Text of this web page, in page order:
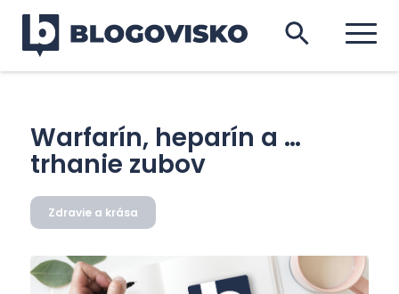
Warfarín, heparín a …
trhanie zubov
Zdravie a krása